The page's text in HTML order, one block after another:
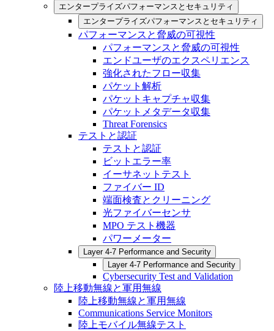
エンタープライズパフォーマンスとセキュリティ
エンタープライズパフォーマンスとセキュリティ
パフォーマンスと脅威の可視性
パフォーマンスと脅威の可視性
エンドユーザのエクスペリエンス
強化されたフロー収集
パケット解析
パケットキャプチャ収集
パケットメタデータ収集
Threat Forensics
テストと認証
テストと認証
ビットエラー率
イーサネットテスト
ファイバー ID
端面検査とクリーニング
光ファイバーセンサ
MPO テスト機器
パワーメーター
Layer 4-7 Performance and Security
Layer 4-7 Performance and Security
Cybersecurity Test and Validation
陸上移動無線と軍用無線
陸上移動無線と軍用無線
Communications Service Monitors
陸上モバイル無線テスト